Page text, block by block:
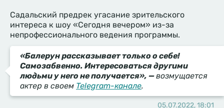
Садальский предрек угасание зрительского
интереса к шоу «Сегодня вечером» из-за
непрофессионального ведения программы.
«Балерун рассказывает только о себе!
Самозабвенно. Интересоваться другими
людьми у него не получается», —возмущается
актер в своем Telegram-канале.
05.07.2022, 18:01